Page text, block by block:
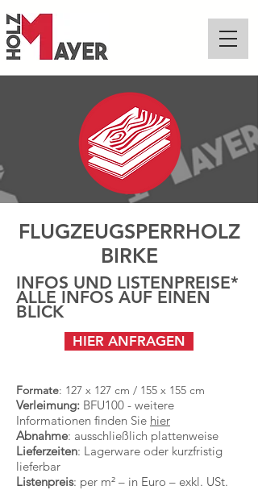
FLUGZEUGSPERRHOLZ
BIRKE
INFOS UND LISTENPREISE*
ALLE INFOS AUF EINEN
BLICK
HIER ANFRAGEN
Formate: 127 x 127 cm / 155 x 155 cm
Verleimung: BFU100 - weitere
Informationen finden Sie hier
Abnahme: ausschließlich plattenweise
Lieferzeiten: Lagerware oder kurzfristig
lieferbar
Listenpreis: per m² – in Euro – exkl. USt.